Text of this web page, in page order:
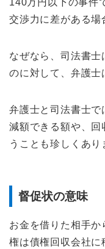
交渉力に差がある場
なぜなら、司法書士
のに対して、弁護士
弁護士と司法書士で
減額できる額や、回
うことも珍しくあり
督促状の意味
お金を借りた相手
権は債権回収会社に